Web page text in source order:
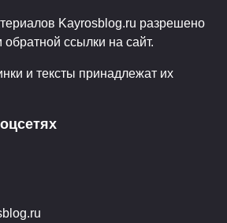
Kayrosblog.ru разрешено
обратной ссылки на сайт.
и тексты принадлежат их